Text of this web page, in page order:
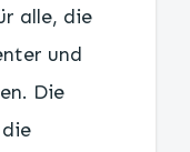
alle, die
und
Die